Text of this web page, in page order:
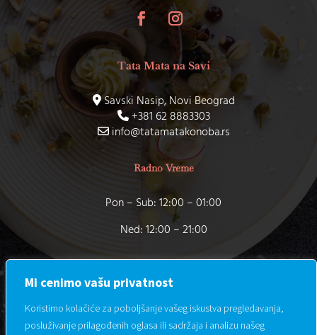
Mi cenimo vašu privatnost
Koristimo kolačiće za poboljšanje vašeg iskustva pregledavanja,
posluživanje prilagođenih oglasa ili sadržaja i analizu našeg
+381 62 8883303
Tata Mata na Savi
Savski Nasip, Novi Beograd
+381 62 8883303
info@tatamatakonoba.rs
Radno Vreme
Pon – Sub: 12:00 – 01:00
Ned: 12:00 – 21:00